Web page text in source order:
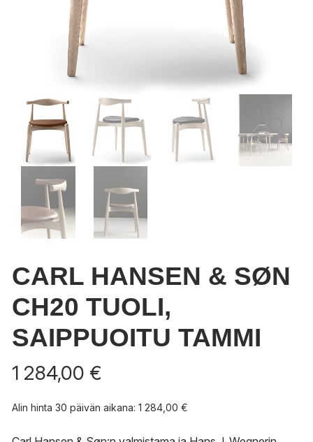
CARL HANSEN & SØN
CH20 TUOLI,
SAIPPUOITU TAMMI
1 284,00 €
Alin hinta 30 päivän aikana: 1 284,00 €